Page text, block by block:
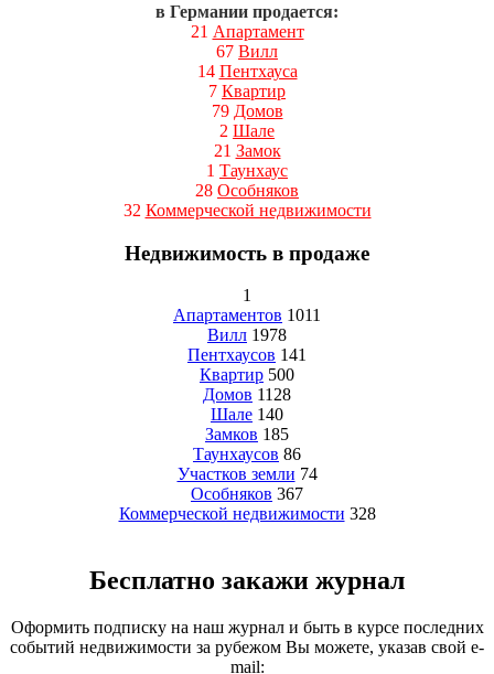
в Германии продается:
21 Апартамент
67 Вилл
14 Пентхауса
7 Квартир
79 Домов
2 Шале
21 Замок
1 Таунхаус
28 Особняков
32 Коммерческой недвижимости
Недвижимость в продаже
1
Апартаментов 1011
Вилл 1978
Пентхаусов 141
Квартир 500
Домов 1128
Шале 140
Замков 185
Таунхаусов 86
Участков земли 74
Особняков 367
Коммерческой недвижимости 328
Бесплатно закажи журнал
Оформить подписку на наш журнал и быть в курсе последних
событий недвижимости за рубежом Вы можете, указав свой e-
mail: